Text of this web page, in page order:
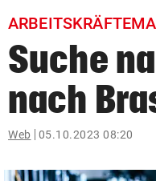
bookmark
search
Suchbegriff
eingeben
Suche
nach
Web 05.10.2023 08:20